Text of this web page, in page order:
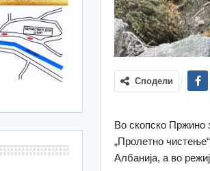
Сподели
Во скопско Пржино
„Пролетно
Албанија, а во